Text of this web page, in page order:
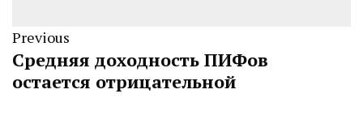
Previous
Средняя доходность ПИФов
остается отрицательной